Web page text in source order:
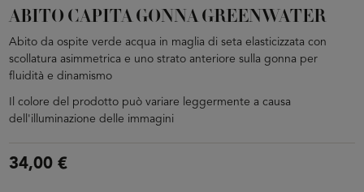
ABITO CAPITA GONNA GREENWATER
Abito da ospite verde acqua in maglia di seta elasticizzata con
scollatura asimmetrica e uno strato anteriore sulla gonna per
fluidità e dinamismo
Il colore del prodotto può variare leggermente a causa
dell'illuminazione delle immagini
34,00 €